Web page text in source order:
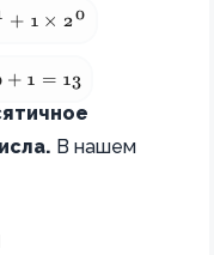
+ 0 \times 2^1 + 1
+ 1 × 20
+ 1 = 13
+ 1 = 13
В нашем